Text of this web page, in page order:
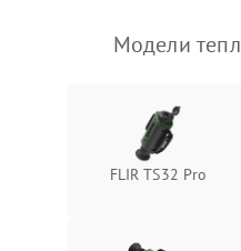
Модели
FLIR TS32 Pro